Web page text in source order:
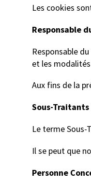
Les cookies
Responsable
Responsable
et les
Aux fins de la
Sous-
Le terme
Il se peut que
Personne